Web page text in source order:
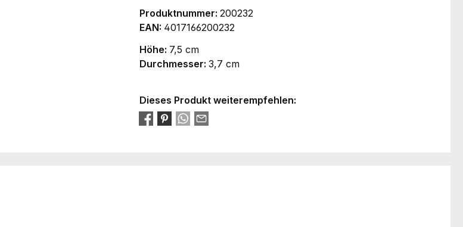
Produktnummer: 200232
EAN: 4017166200232
Höhe: 7,5 cm
Durchmesser: 3,7 cm
Dieses Produkt weiterempfehlen: